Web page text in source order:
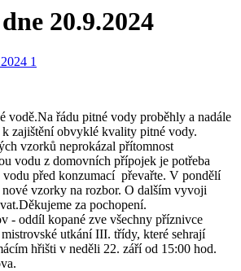
20.9.2024
vodě.Na řádu pitné vody proběhly a nadále
zajištění obvyklé kvality pitné vody.
vzorků neprokázal přítomnost
vodu z domovních přípojek je potřeba
vodu před konzumací převařte. V pondělí
vzorky na rozbor. O dalším vyvoji
za pochopení.
- oddíl kopané zve všechny příznivce
utkání III. třídy, které sehrají
hřišti v neděli 22. září od 15:00 hod.